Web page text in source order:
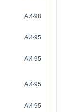
АИ-98
АИ-95
АИ-95
АИ-95
АИ-95